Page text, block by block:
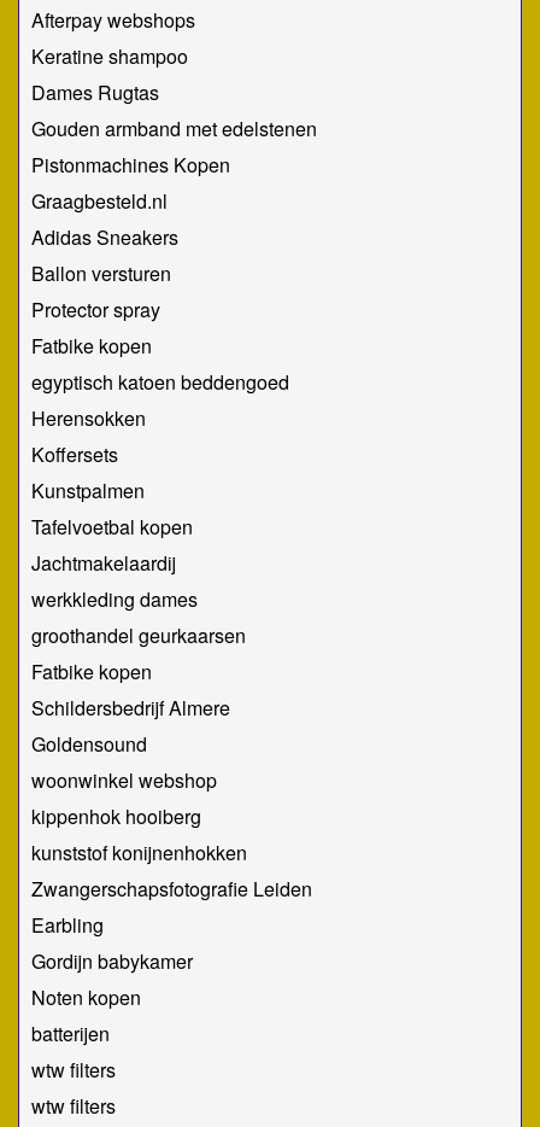
Afterpay webshops
Keratine shampoo
Dames Rugtas
Gouden armband met edelstenen
Pistonmachines Kopen
Graagbesteld.nl
Adidas Sneakers
Ballon versturen
Protector spray
Fatbike kopen
egyptisch katoen beddengoed
Herensokken
Koffersets
Kunstpalmen
Tafelvoetbal kopen
Jachtmakelaardij
werkkleding dames
groothandel geurkaarsen
Fatbike kopen
Schildersbedrijf Almere
Goldensound
woonwinkel webshop
kippenhok hooiberg
kunststof konijnenhokken
Zwangerschapsfotografie Leiden
Earbling
Gordijn babykamer
Noten kopen
batterijen
wtw filters
wtw filters